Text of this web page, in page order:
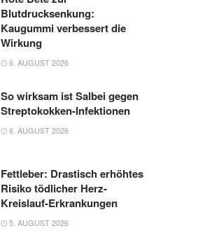
Blutdrucksenkung:
Kaugummi verbessert die
Wirkung
6. AUGUST 2026
So wirksam ist Salbei gegen
Streptokokken-Infektionen
6. AUGUST 2026
Fettleber: Drastisch erhöhtes
Risiko tödlicher Herz-
Kreislauf-Erkrankungen
5. AUGUST 2026